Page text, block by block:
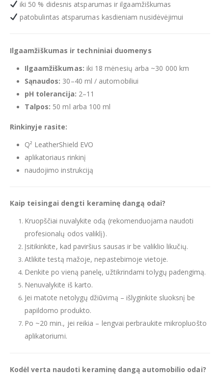
iki 50 % didesnis atsparumas ir ilgaamžiškumas
patobulintas atsparumas kasdieniam nusidėvėjimui
Ilgaamžiškumas ir techniniai duomenys
Ilgaamžiškumas: iki 18 mėnesių arba ~30 000 km
Sąnaudos: 30–40 ml / automobiliui
pH tolerancija: 2–11
Talpos: 50 ml arba 100 ml
Rinkinyje rasite:
Q² LeatherShield EVO
aplikatoriaus rinkinį
naudojimo instrukciją
Kaip teisingai dengti keraminę dangą odai?
Kruopščiai nuvalykite odą (rekomenduojama naudoti
profesionalų odos valiklį).
Įsitikinkite, kad paviršius sausas ir be valiklio likučių.
Atlikite testą mažoje, nepastebimoje vietoje.
Denkite po vieną panelę, užtikrindami tolygų padengimą.
Nenuvalykite iš karto.
Jei matote netolygų džiūvimą – išlyginkite sluoksnį be
papildomo produkto.
Po ~20 min., jei reikia – lengvai perbraukite mikropluošto
aplikatoriumi.
Kodėl verta naudoti keraminę dangą automobilio odai?